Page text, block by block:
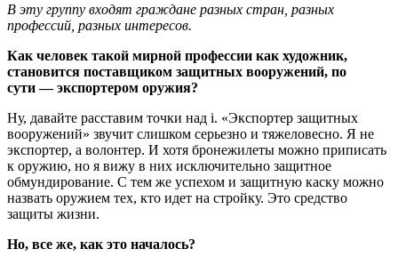
В эту группу входят граждане разных стран, разных
профессий, разных интересов.
Как человек такой мирной профессии как художник,
становится поставщиком защитных вооружений, по
сути — экспортером оружия?
Ну, давайте расставим точки над i. «Экспортер защитных
вооружений» звучит слишком серьезно и тяжеловесно. Я не
экспортер, а волонтер. И хотя бронежилеты можно приписать
к оружию, но я вижу в них исключительно защитное
обмундирование. С тем же успехом и защитную каску можно
назвать оружием тех, кто идет на стройку. Это средство
защиты жизни.
Но, все же, как это началось?